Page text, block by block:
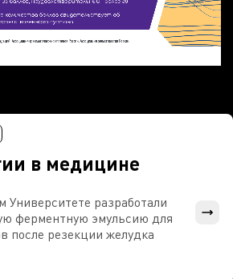
в медицине
Университете разработали
ферментную эмульсию для
после резекции желудка